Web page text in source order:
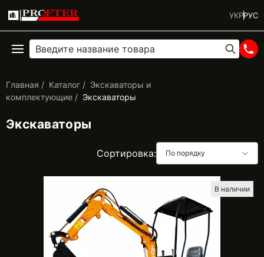
УКРРУС
Главная Каталог
Экскаваторы и
комплектующие
Экскаваторы
Экскаваторы
Сортировка: По порядку
В наличии